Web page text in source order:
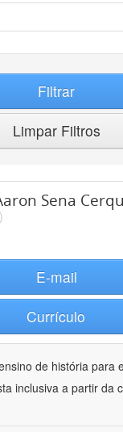
Filtrar
Limpar Filtros
Sena
E-mail
Currículo
de história para
inclusiva a partir da